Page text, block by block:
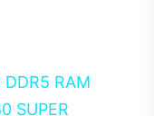
DDR5 RAM
SUPER